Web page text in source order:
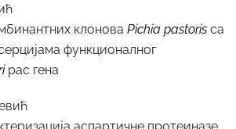
клонова Pichia pastoris са
функционалног
pac гена